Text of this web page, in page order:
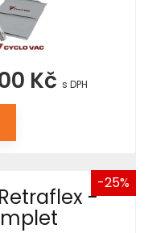
Kč s DPH
-25%
-